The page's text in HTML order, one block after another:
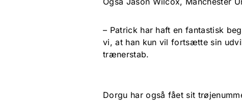
– Patrick har haft en fantastisk
vi, at han kun vil fortsætte sin
trænerstab.
Dorgu har også fået sit